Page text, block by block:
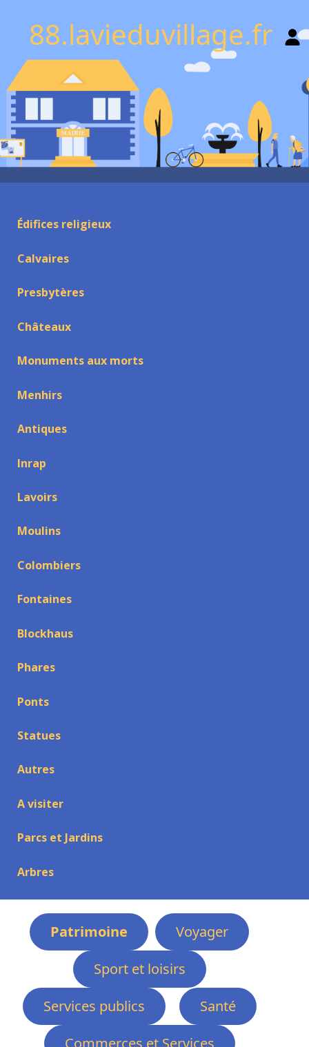
88.lavieduvillage.fr
Édifices religieux
Calvaires
Presbytères
Châteaux
Monuments aux morts
Menhirs
Antiques
Inrap
Lavoirs
Moulins
Colombiers
Fontaines
Blockhaus
Phares
Ponts
Statues
Autres
A visiter
Parcs et Jardins
Arbres
Patrimoine
Voyager
Sport et loisirs
Services publics
Santé